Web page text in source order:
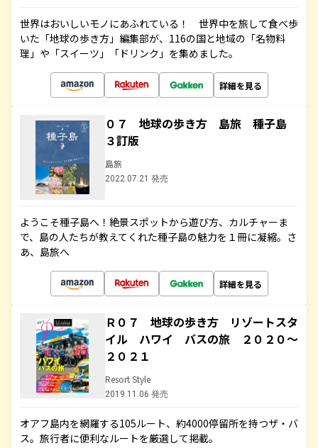
世界はおいしいモノにあふれている！ 世界中を旅して食べ歩
いた「地球の歩き方」編集部が、116の国と地域の「名物料
理」や「スイーツ」「ドリンク」を集めました。
詳細を見る
０７ 地球の歩き方 島旅 種子島
３訂版
島旅
2022.07.21 発売
ようこそ種子島へ！絶景スポットから遊び方、カルチャーま
で、島の人たちが教えてくれた種子島の魅力を１冊に凝縮。さ
あ、島旅へ
詳細を見る
Ｒ０７ 地球の歩き方 リゾートスタ
イル ハワイ バスの旅 ２０２０～
２０２１
Resort Style
2019.11.06 発売
オアフ島内を網羅する105ルート、約4000停留所を持つザ・バ
ス。旅行者に便利なルートを厳選して掲載。